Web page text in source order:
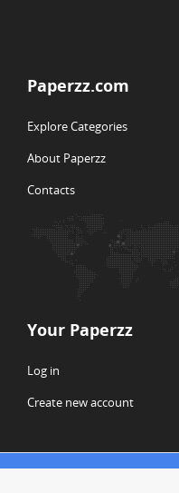
Paperzz.com
Explore Categories
About Paperzz
Contacts
Your Paperzz
Log in
Create new account